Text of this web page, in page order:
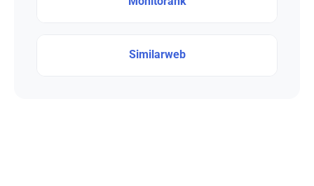
Similarweb